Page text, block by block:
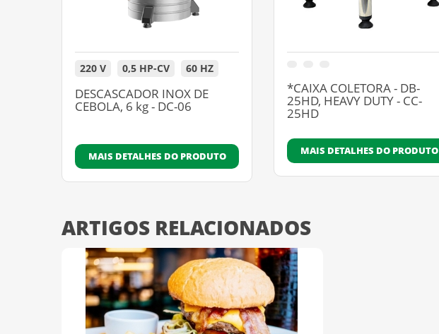
220 V 0,5 HP-CV 60 HZ
DESCASCADOR INOX DE
CEBOLA, 6 kg - DC-06
MAIS DETALHES DO PRODUTO
*CAIXA COLETORA - DB-
25HD, HEAVY DUTY - CC-
25HD
MAIS DETALHES DO PRODUTO
ARTIGOS RELACIONADOS